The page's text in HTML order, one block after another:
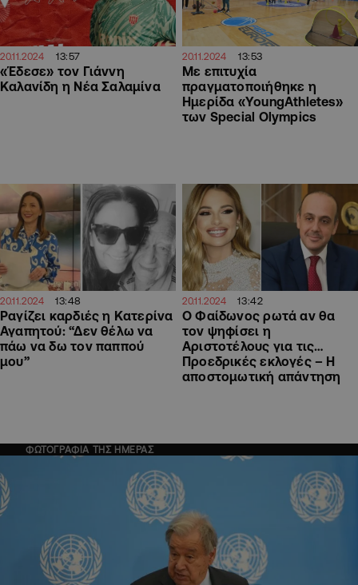
20.11.2024 13:57
«Έδεσε» τον Γιάννη
Καλανίδη η Νέα Σαλαμίνα
20.11.2024 13:53
Με επιτυχία
πραγματοποιήθηκε η
Ημερίδα «YoungAthletes»
των Special Olympics
20.11.2024 13:48
Ραγίζει καρδιές η Κατερίνα
Αγαπητού: “Δεν θέλω να
πάω να δω τον παππού
μου”
20.11.2024 13:42
Ο Φαίδωνος ρωτά αν θα
τον ψηφίσει η
Αριστοτέλους για τις…
Προεδρικές εκλογές – Η
αποστομωτική απάντηση
ΦΩΤΟΓΡΑΦΙΑ ΤΗΣ ΗΜΕΡΑΣ